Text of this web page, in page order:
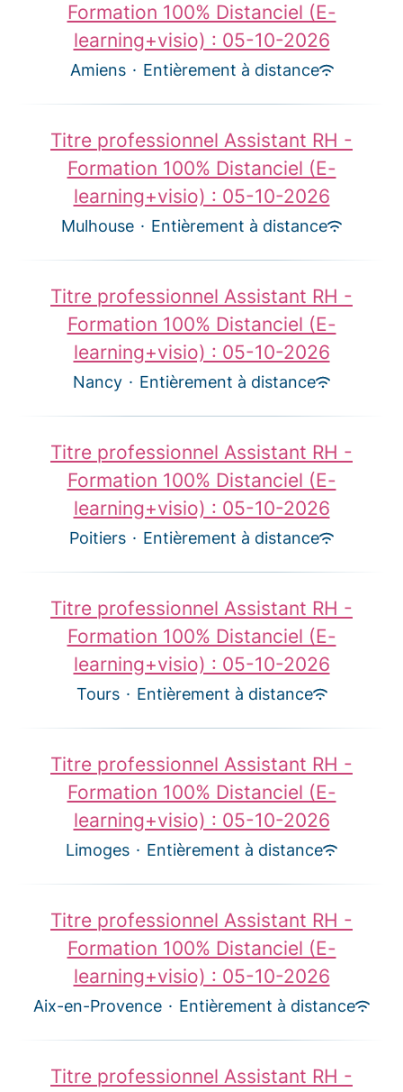
Formation 100% Distanciel (E-
learning+visio) : 05-10-2026
Amiens · Entièrement à distance
Titre professionnel Assistant RH -
Formation 100% Distanciel (E-
learning+visio) : 05-10-2026
Mulhouse · Entièrement à distance
Titre professionnel Assistant RH -
Formation 100% Distanciel (E-
learning+visio) : 05-10-2026
Nancy · Entièrement à distance
Titre professionnel Assistant RH -
Formation 100% Distanciel (E-
learning+visio) : 05-10-2026
Poitiers · Entièrement à distance
Titre professionnel Assistant RH -
Formation 100% Distanciel (E-
learning+visio) : 05-10-2026
Tours · Entièrement à distance
Titre professionnel Assistant RH -
Formation 100% Distanciel (E-
learning+visio) : 05-10-2026
Limoges · Entièrement à distance
Titre professionnel Assistant RH -
Formation 100% Distanciel (E-
learning+visio) : 05-10-2026
Aix-en-Provence · Entièrement à distance
Titre professionnel Assistant RH -